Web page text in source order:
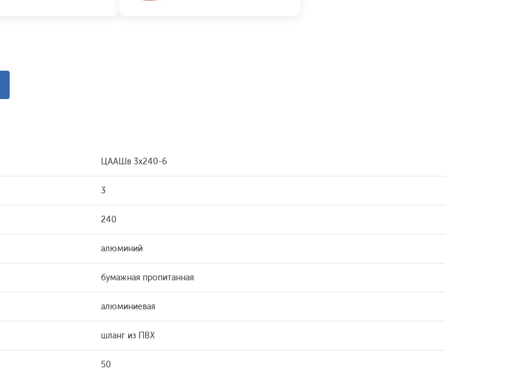
ЦААШв 3х240-6
3
240
алюминий
бумажная пропитанная
алюминиевая
шланг из ПВХ
50